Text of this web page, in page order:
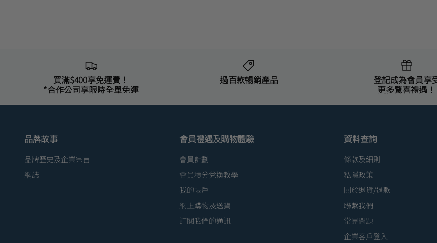
買滿$400享免運費！
*合作公司享限時全單免運
過百款暢銷產品
登記成為會員享
更多驚喜禮遇！
品牌故事
品牌歷史及企業宗旨
網誌
會員禮遇及購物體驗
會員計劃
會員積分兌換教學
我的帳戶
網上購物及送貨
訂閱我們的通訊
資料查詢
條款及細則
私隱政策
關於退貨/退款
聯繫我們
常見問題
企業客戶登入